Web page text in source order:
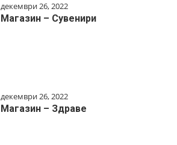
декември 26, 2022
Магазин – Сувенири
декември 26, 2022
Магазин – Здраве